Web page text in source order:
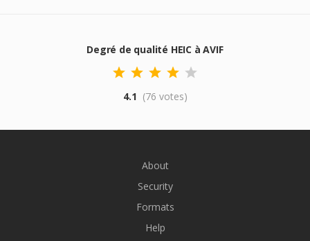
Degré de qualité HEIC à AVIF
4.1 (76 votes)
About
Security
Formats
Help